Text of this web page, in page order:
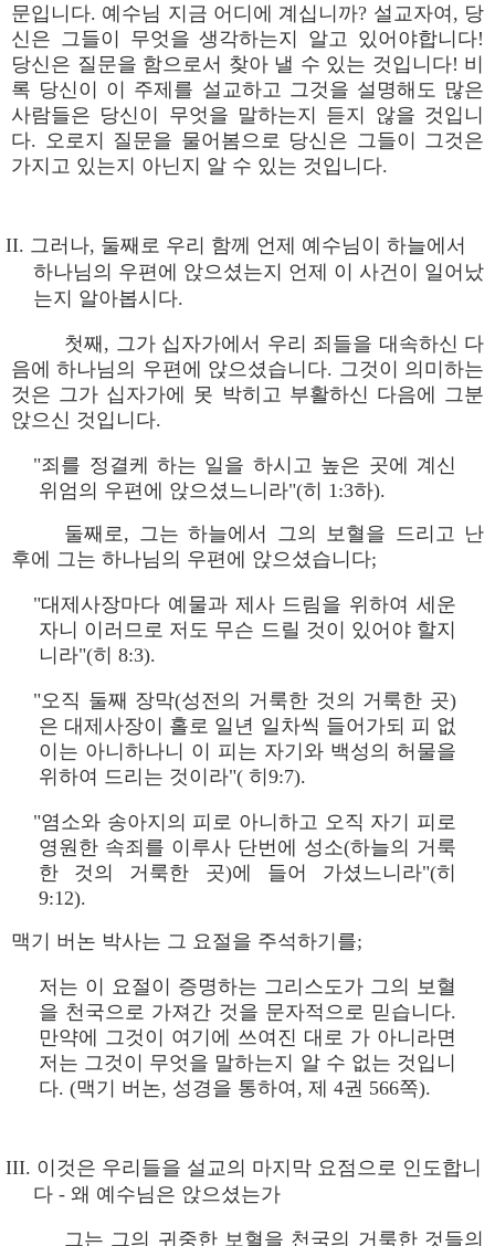
문입니다. 예수님 지금 어디에 계십니까? 설교자여, 당
신은 그들이 무엇을 생각하는지 알고 있어야합니다!
당신은 질문을 함으로서 찾아 낼 수 있는 것입니다! 비
록 당신이 이 주제를 설교하고 그것을 설명해도 많은
사람들은 당신이 무엇을 말하는지 듣지 않을 것입니
다. 오로지 질문을 물어봄으로 당신은 그들이 그것은
가지고 있는지 아닌지 알 수 있는 것입니다.
II. 그러나, 둘째로 우리 함께 언제 예수님이 하늘에서
하나님의 우편에 앉으셨는지 언제 이 사건이 일어났
는지 알아봅시다.
첫째, 그가 십자가에서 우리 죄들을 대속하신 다
음에 하나님의 우편에 앉으셨습니다. 그것이 의미하는
것은 그가 십자가에 못 박히고 부활하신 다음에 그분
앉으신 것입니다.
"죄를 정결케 하는 일을 하시고 높은 곳에 계신
위엄의 우편에 앉으셨느니라"(히 1:3하).
둘째로, 그는 하늘에서 그의 보혈을 드리고 난
후에 그는 하나님의 우편에 앉으셨습니다;
"대제사장마다 예물과 제사 드림을 위하여 세운
자니 이러므로 저도 무슨 드릴 것이 있어야 할지
니라"(히 8:3).
"오직 둘째 장막(성전의 거룩한 것의 거룩한 곳)
은 대제사장이 홀로 일년 일차씩 들어가되 피 없
이는 아니하나니 이 피는 자기와 백성의 허물을
위하여 드리는 것이라"( 히9:7).
"염소와 송아지의 피로 아니하고 오직 자기 피로
영원한 속죄를 이루사 단번에 성소(하늘의 거룩
한 것의 거룩한 곳)에 들어 가셨느니라"(히
9:12).
맥기 버논 박사는 그 요절을 주석하기를;
저는 이 요절이 증명하는 그리스도가 그의 보혈
을 천국으로 가져간 것을 문자적으로 믿습니다.
만약에 그것이 여기에 쓰여진 대로 가 아니라면
저는 그것이 무엇을 말하는지 알 수 없는 것입니
다. (맥기 버논, 성경을 통하여, 제 4권 566쪽).
III. 이것은 우리들을 설교의 마지막 요점으로 인도합니
다 - 왜 예수님은 앉으셨는가
그는 그의 귀중한 보혈을 천국의 거룩한 것들의